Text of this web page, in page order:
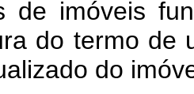
de imóveis
do termo de
do